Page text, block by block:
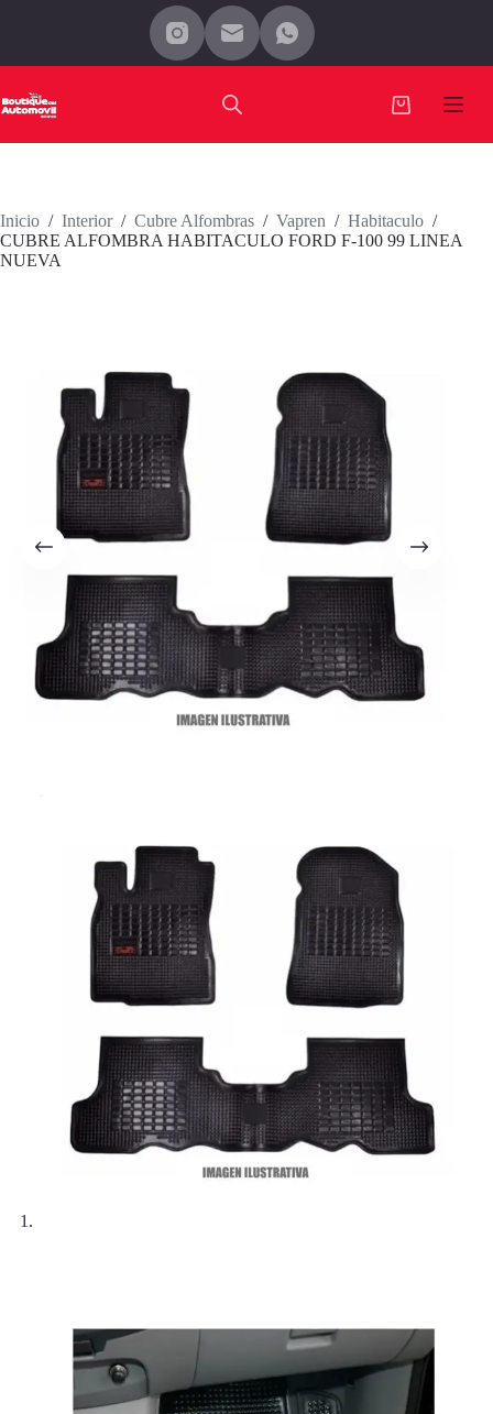
Carro
Inicio / Interior / Cubre Alfombras / Vapren / Habitaculo /
CUBRE ALFOMBRA HABITACULO FORD F-100 99 LINEA
NUEVA